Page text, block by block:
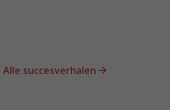
Alle succesverhalen